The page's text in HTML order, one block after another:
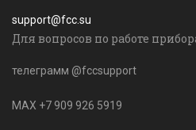
support@fcc.su
Для вопросов по работе
телеграмм @fccsupport
MAX +7 909 926 5919